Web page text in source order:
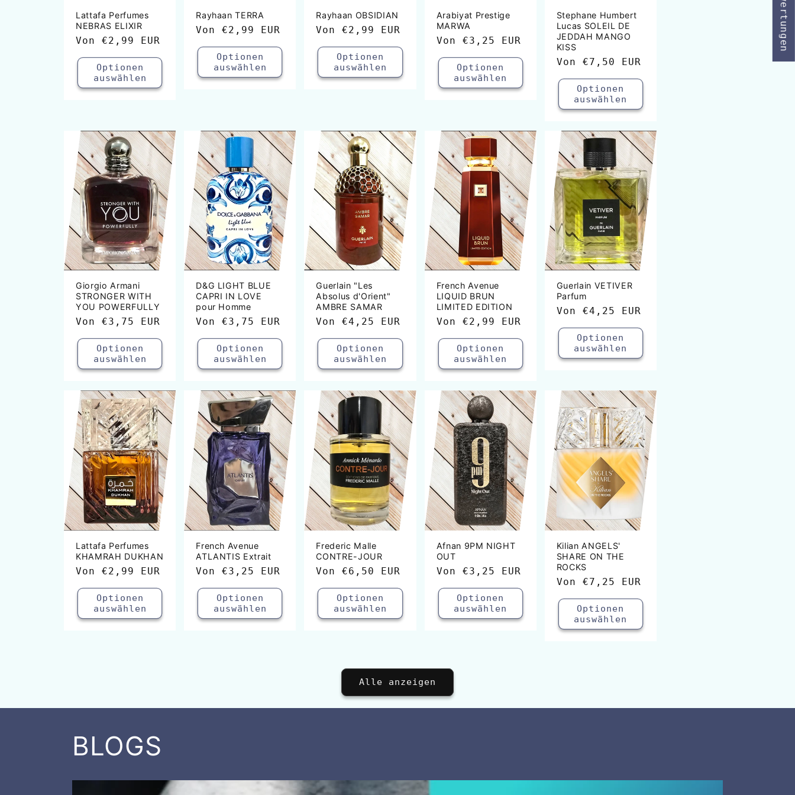
Lattafa Perfumes
NEBRAS ELIXIR
Normaler
Von €2,99 EUR
Optionen
auswählen
Rayhaan TERRA
Normaler
Von€2,99 EUR
Optionen
auswählen
Rayhaan OBSIDIAN
Normaler
Von€2,99 EUR
Optionen
auswählen
Arabiyat Prestige
MARWA
Normaler
Von €3,25 EUR
Optionen
auswählen
Stephane Humbert
Lucas SOLEIL DE
JEDDAH MANGO
KISS
Normaler
Von €7,50 EUR
Optionen
auswählen
Giorgio Armani
STRONGER WITH
YOU POWERFULLY
Normaler
Von €3,75 EUR
Optionen
auswählen
D&G LIGHT BLUE
CAPRI IN LOVE
pour Homme
Normaler
Von€3,75 EUR
Optionen
auswählen
Guerlain "Les
Absolus d'Orient"
AMBRE SAMAR
Normaler
Von€4,25 EUR
Optionen
auswählen
French Avenue
LIQUID BRUN
LIMITED EDITION
Normaler
Von €2,99 EUR
Optionen
auswählen
Guerlain VETIVER
Parfum
Normaler
Von €4,25 EUR
Optionen
auswählen
Lattafa Perfumes
KHAMRAH DUKHAN
Normaler
Von €2,99 EUR
Optionen
auswählen
French Avenue
ATLANTIS Extrait
Normaler
Von€3,25 EUR
Optionen
auswählen
Frederic Malle
CONTRE-JOUR
Normaler
Von€6,50 EUR
Optionen
auswählen
Afnan 9PM NIGHT
OUT
Normaler
Von €3,25 EUR
Optionen
auswählen
Kilian ANGELS'
SHARE ON THE
ROCKS
Normaler
Von €7,25 EUR
Optionen
auswählen
Alle anzeigen
BLOGS